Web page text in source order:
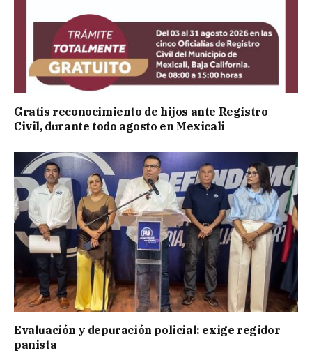
Gratis reconocimiento de hijos ante Registro
Civil, durante todo agosto en Mexicali
Evaluación y depuración policial: exige regidor
panista